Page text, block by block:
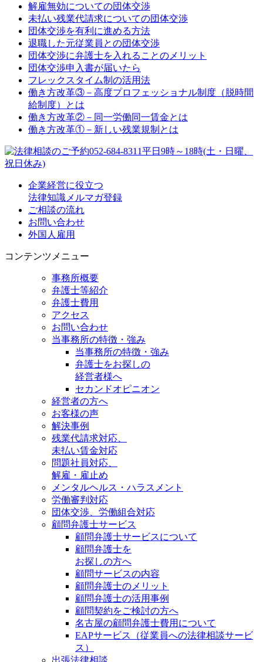
解雇無効についての団体交渉
未払い残業代請求についての団体交渉
団体交渉を有利に進める方法
退職した元従業員との団体交渉
団体交渉に弁護士を入れることのメリット
団体交渉申入書が届いたら
フレックスタイム制の活用法
働き方改革③－高度プロフェッショナル制度（脱時間
給制度）とは
働き方改革②－同一労働同一賃金とは
働き方改革①－新しい残業規制とは
052-684-8311平日9時～18時(土・日曜、
祝日休み)
企業経営に役立つ
法律知識メルマガ登録
ご相談の流れ
お問い合わせ
外国人雇用
コンテンツメニュー
事務所概要
弁護士等紹介
弁護士費用
アクセス
お問い合わせ
当事務所の特徴・強み
当事務所の特徴・強み
弁護士をお探しの
経営者様へ
セカンドオピニオン
経営者の方へ
お客様の声
解決事例
残業代請求対応、
未払い賃金対応
問題社員対応、
解雇・雇止め
メンタルヘルス・ハラスメント
労働審判対応
団体交渉、労働組合対応
顧問弁護士サービス
顧問弁護士サービスについて
顧問弁護士を
お探しの方へ
顧問サービスの内容
顧問弁護士のメリット
顧問弁護士の活用事例
顧問契約をご検討の方へ
名古屋の顧問弁護士費用について
EAPサービス（従業員への法律相談サービ
ス）
出張法律相談